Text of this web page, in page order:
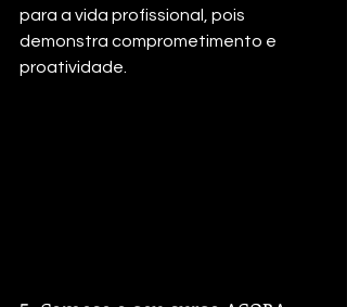
para a vida profissional, pois
demonstra comprometimento e
proatividade.